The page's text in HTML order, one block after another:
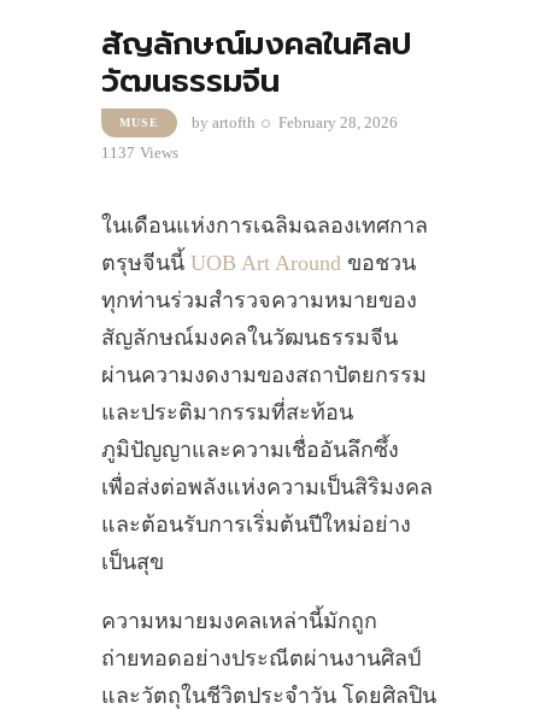
สัญลักษณ์มงคลในศิลป
วัฒนธรรมจีน
MUSE byartofth
February 28, 2026
1137 Views
ในเดือนแห่งการเฉลิมฉลองเทศกาล
ตรุษจีนนี้ UOB Art Around ขอชวน
ทุกท่านร่วมสำรวจความหมายของ
สัญลักษณ์มงคลในวัฒนธรรมจีน
ผ่านความงดงามของสถาปัตยกรรม
และประติมากรรมที่สะท้อน
ภูมิปัญญาและความเชื่ออันลึกซึ้ง
เพื่อส่งต่อพลังแห่งความเป็นสิริมงคล
และต้อนรับการเริ่มต้นปีใหม่อย่าง
เป็นสุข
ความหมายมงคลเหล่านี้มักถูก
ถ่ายทอดอย่างประณีตผ่านงานศิลป์
และวัตถุในชีวิตประจำวัน โดยศิลปิน